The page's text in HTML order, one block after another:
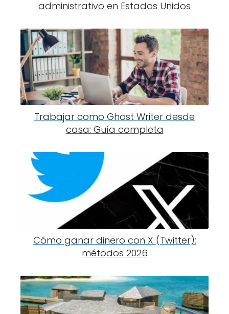
administrativo en Estados Unidos
Trabajar como Ghost Writer desde
casa: Guía completa
Cómo ganar dinero con X (Twitter):
métodos 2026